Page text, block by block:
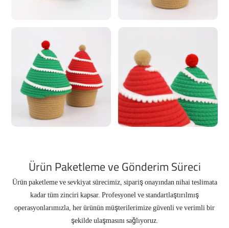
Ürün Paketleme ve Gönderim Süreci
Ürün paketleme ve sevkiyat sürecimiz, sipariş onayından nihai teslimata
kadar tüm zinciri kapsar. Profesyonel ve standartlaştırılmış
operasyonlarımızla, her ürünün müşterilerimize güvenli ve verimli bir
şekilde ulaşmasını sağlıyoruz.